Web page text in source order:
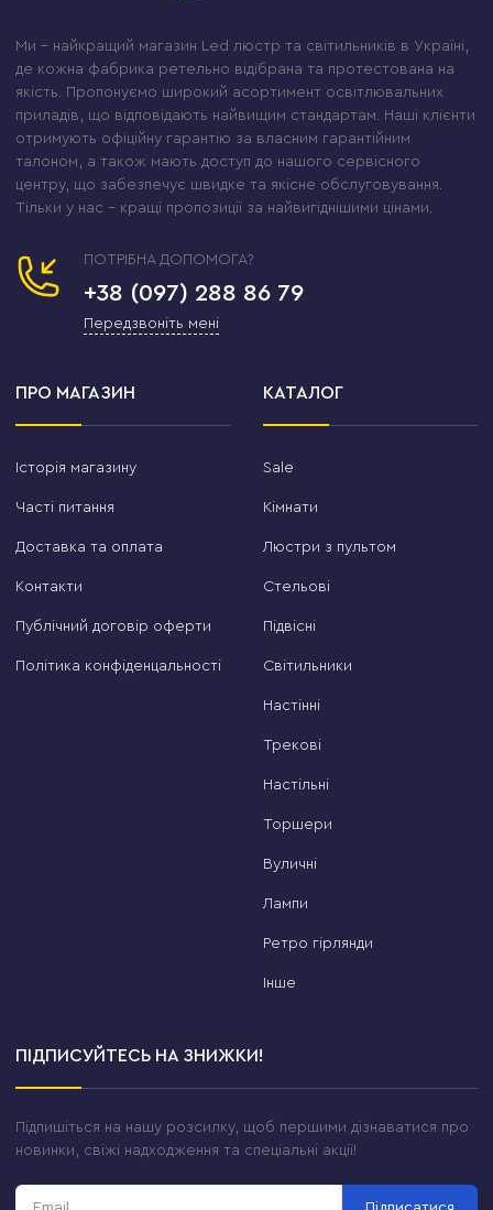
Ми – найкращий магазин Led люстр та світильників в Україні,
де кожна фабрика ретельно відібрана та протестована на
якість. Пропонуємо широкий асортимент освітлювальних
приладів, що відповідають найвищим стандартам. Наші клієнти
отримують офіційну гарантію за власним гарантійним
талоном, а також мають доступ до нашого сервісного
центру, що забезпечує швидке та якісне обслуговування.
Тільки у нас – кращі пропозиції за найвигіднішими цінами.
ПОТРІБНА ДОПОМОГА?
+38 (097) 288 86 79
Передзвоніть мені
ПРО МАГАЗИН
Історія магазину
Часті питання
Доставка та оплата
Контакти
Публічний договір оферти
Політика конфіденцальності
КАТАЛОГ
Sale
Кімнати
Люстри з пультом
Стельові
Підвісні
Світильники
Настінні
Трекові
Настільні
Торшери
Вуличні
Лампи
Ретро гірлянди
Інше
ПІДПИСУЙТЕСЬ НА ЗНИЖКИ!
Підпишіться на нашу розсилку, щоб першими дізнаватися про
новинки, свіжі надходження та спеціальні акції!